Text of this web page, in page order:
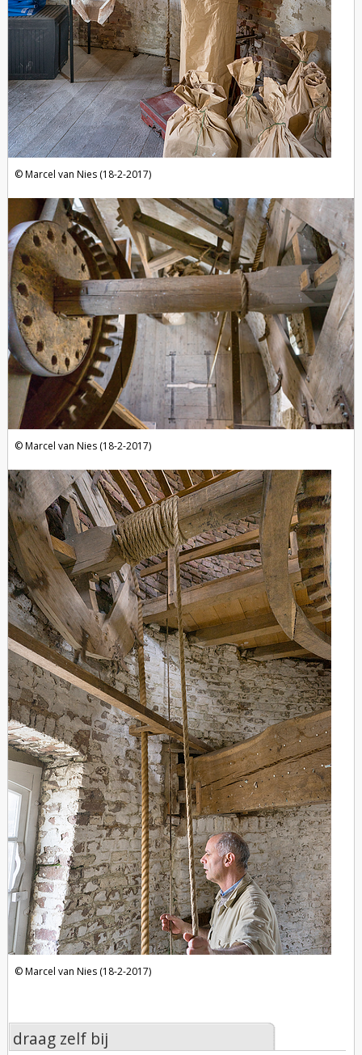
Marcel van Nies (18-2-2017)
Marcel van Nies (18-2-2017)
Marcel van Nies (18-2-2017)
draag zelf bij